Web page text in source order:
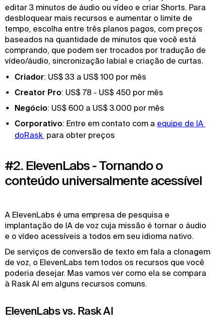
editar 3 minutos de áudio ou vídeo e criar Shorts. Para
desbloquear mais recursos e aumentar o limite de
tempo, escolha entre três planos pagos, com preços
baseados na quantidade de minutos que você está
comprando, que podem ser trocados por tradução de
vídeo/áudio, sincronização labial e criação de curtas.
Criador: US$ 33 a US$ 100 por mês
Creator Pro: US$ 78 - US$ 450 por mês
Negócio: US$ 600 a US$ 3.000 por mês
Corporativo: Entre em contato com a equipe de IA
doRask para obter preços
#2. ElevenLabs - Tornando o
conteúdo universalmente acessível
A ElevenLabs é uma empresa de pesquisa e
implantação de IA de voz cuja missão é tornar o áudio
e o vídeo acessíveis a todos em seu idioma nativo.
De serviços de conversão de texto em fala a clonagem
de voz, o ElevenLabs tem todos os recursos que você
poderia desejar. Mas vamos ver como ela se compara
à Rask AI em alguns recursos comuns.
ElevenLabs vs. Rask AI